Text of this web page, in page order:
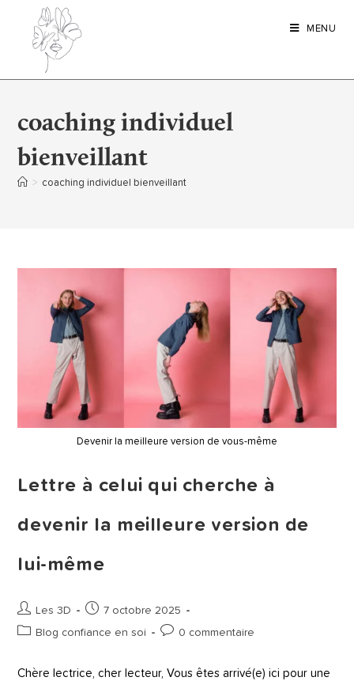
MENU
coaching individuel
bienveillant
> coaching individuel bienveillant
Devenir la meilleure version de vous-même
Lettre à celui qui cherche à
devenir la meilleure version de
lui-même
Les 3D
7 octobre 2025
Blog confiance en soi
0 commentaire
Chère lectrice, cher lecteur, Vous êtes arrivé(e) ici pour une